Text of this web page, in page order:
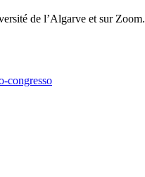
de l’Algarve et sur Zoom.
congresso